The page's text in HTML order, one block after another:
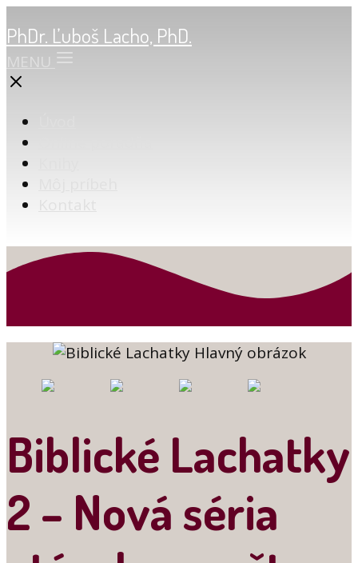
PhDr. Ľuboš Lacho, PhD.
MENU
Biblické Lachatky
2 – Nová séria